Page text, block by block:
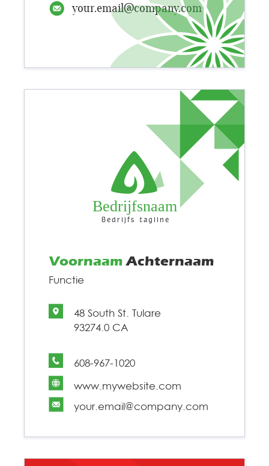
your.email@company.com
your.email@company.com
608-967-1020
www.mywebsite.com
Functie
48 South St. Tulare
93274.0 CA
VoornaamAchternaam
Bedrijfsnaam
Bedrijfs tagline